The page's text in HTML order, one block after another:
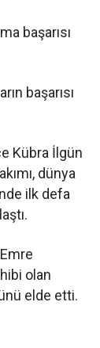
başarısı
başarısı
Kübra İlgün
dünya
ilk defa
olan
elde etti.